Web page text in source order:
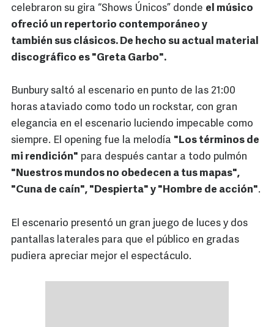
celebraron su gira “Shows Únicos” donde el músico
ofreció un repertorio contemporáneo y
también sus clásicos. De hecho su actual material
discográfico es "Greta Garbo".
Bunbury saltó al escenario en punto de las 21:00
horas ataviado como todo un rockstar, con gran
elegancia en el escenario luciendo impecable como
siempre. El opening fue la melodía "Los términos de
mi rendición" para después cantar a todo pulmón
"Nuestros mundos no obedecen a tus mapas",
"Cuna de caín", "Despierta" y "Hombre de acción".
El escenario presentó un gran juego de luces y dos
pantallas laterales para que el público en gradas
pudiera apreciar mejor el espectáculo.